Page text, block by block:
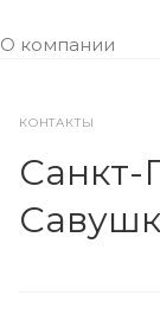
КОНТАКТЫ
Санкт-